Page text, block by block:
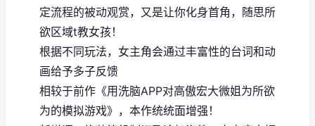
定流程的被动观赏，又是让你化身首角，随思所
欲区域t教女孩！
根据不同玩法，女主角会通过丰富性的台词和动
画给予多子反馈
相较于前作《用洗脑APP对高傲宏大微姐为所欲
为的模拟游戏》，本作统统面增强！